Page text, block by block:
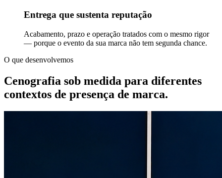
Entrega que sustenta reputação
Acabamento, prazo e operação tratados com o mesmo rigor
— porque o evento da sua marca não tem segunda chance.
O que desenvolvemos
Cenografia sob medida para diferentes
contextos de presença de marca.